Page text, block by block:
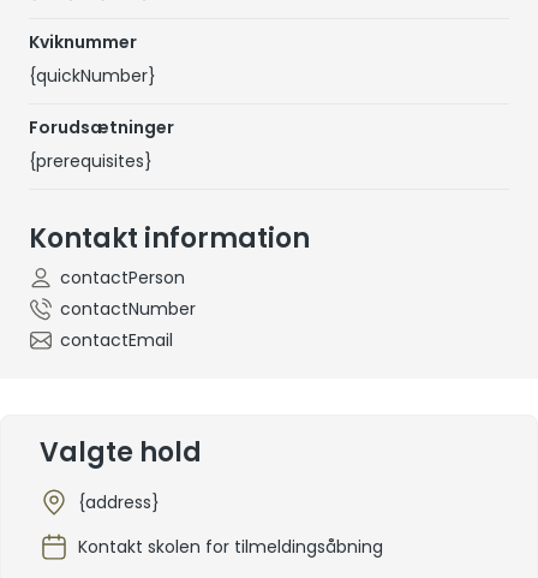
Kviknummer
{quickNumber}
Forudsætninger
{prerequisites}
Kontakt information
contactPerson
contactNumber
contactEmail
Valgte hold
{address}
Kontakt skolen for tilmeldingsåbning